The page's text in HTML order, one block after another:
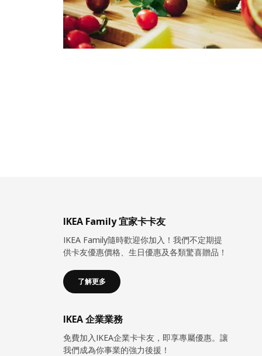
IKEA Family 宜家卡卡友
IKEA Family隨時歡迎你加入！我們不定期提
供卡友優惠價格、生日優惠及各類驚喜贈品！
了解更多
IKEA 企業業務
免費加入IKEA企業卡卡友，即享專屬優惠。讓
我們成為你事業的強力後援！